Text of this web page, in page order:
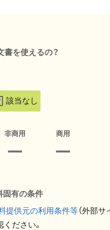
書を使えるの？
該当なし
非商用 商用
固有の条件
提供元の利用条件等（外部
ください。